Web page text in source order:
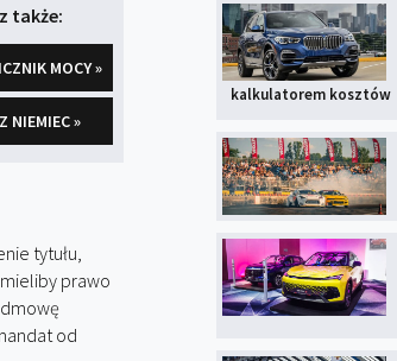
także:
MOCY »
NIEMIEC »
tytułu,
prawo
od
kalkulatorem kosztów